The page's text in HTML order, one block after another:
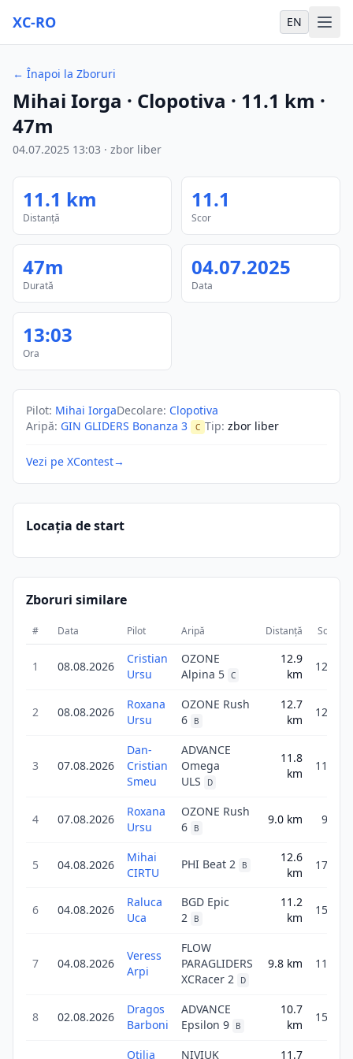
XC-RO EN
← Înapoi la Zboruri
Mihai Iorga · Clopotiva · 11.1 km ·
47m
04.07.2025 13:03 · zbor liber
11.1 km
Distanță
11.1
Scor
47m
Durată
04.07.2025
Data
13:03
Ora
Pilot: Mihai IorgaDecolare: Clopotiva
Aripă: GIN GLIDERS Bonanza 3 C Tip: zbor liber
Vezi pe XContest→
Locația de start
Zboruri similare
# Data Pilot Aripă Distanță Scor
1 08.08.2026
Cristian
Ursu
OZONE
Alpina 5 C
12.9
km
12.9
2 08.08.2026
Roxana
Ursu
OZONE Rush
6
B
12.7
km
12.7
3 07.08.2026
Dan-
Cristian
Smeu
ADVANCE
Omega
ULS
D
11.8
km
11.8
4 07.08.2026
Roxana
Ursu
OZONE Rush
6
B
9.0 km 9.0
5 04.08.2026
Mihai
CIRTU
PHI Beat 2 B
12.6
km
17.6
6 04.08.2026
Raluca
Uca
BGD Epic
2
B
11.2
km
15.7
7 04.08.2026
Veress
Arpi
FLOW
PARAGLIDERS
XCRacer 2
D
9.8 km 11.8
8 02.08.2026
Dragos
Barboni
ADVANCE
Epsilon 9
B
10.7
km
15.0
Otilia NIVIUK 11.7